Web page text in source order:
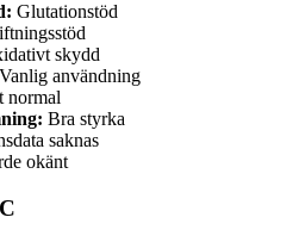
Glutationstöd
skydd
Vanlig användning
normal
Bra styrka
saknas
okänt